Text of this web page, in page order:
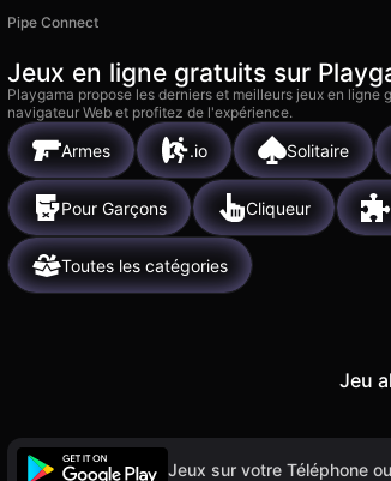
Pipe Connect
Jeux en ligne gratuits sur
Playgama propose les derniers et meilleurs jeux en
navigateur Web et profitez de l'expérience.
Armes .io Solitaire
Pour Garçons Cliqueur
Toutes les catégories
Jeu
Jeux sur votre Téléphone